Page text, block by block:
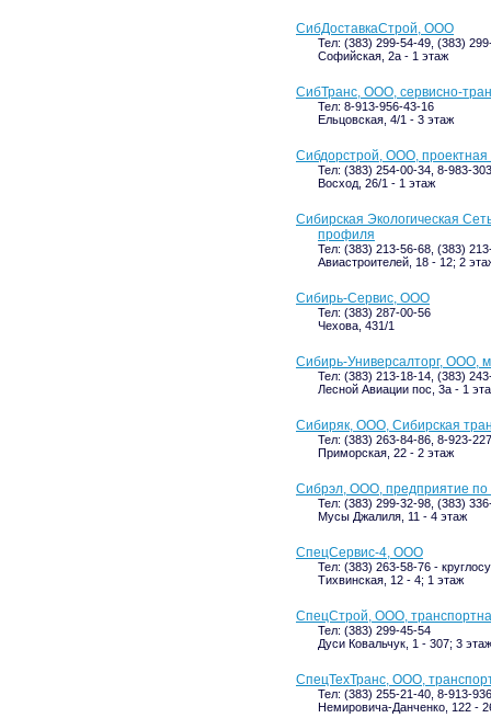
СибДоставкаСтрой, ООО
Тел: (383) 299-54-49, (383)
Софийская, 2а - 1 этаж
СибТранс, ООО, сервисно-
Тел: 8-913-956-43-16
Ельцовская, 4/1 - 3 этаж
Сибдорстрой, ООО, проектная
Тел: (383) 254-00-34, 8-983-
Восход, 26/1 - 1 этаж
Сибирская Экологическая
профиля
Тел: (383) 213-56-68, (383)
Авиастроителей, 18 - 12; 2
Сибирь-Сервис, ООО
Тел: (383) 287-00-56
Чехова, 431/1
Сибирь-Универсалторг, ООО,
Тел: (383) 213-18-14, (383)
Лесной Авиации пос, 3а - 1
Сибиряк, ООО, Сибирская
Тел: (383) 263-84-86, 8-923-
Приморская, 22 - 2 этаж
Сибрэл, ООО, предприятие по
Тел: (383) 299-32-98, (383)
Мусы Джалиля, 11 - 4 этаж
СпецСервис-4, ООО
Тел: (383) 263-58-76 -
Тихвинская, 12 - 4; 1 этаж
СпецСтрой, ООО,
Тел: (383) 299-45-54
Дуси Ковальчук, 1 - 307; 3 этаж
СпецТехТранс, ООО,
Тел: (383) 255-21-40, 8-913-
Немировича-Данченко, 122 -